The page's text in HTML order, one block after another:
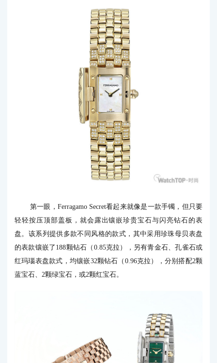
第一眼，Ferragamo Secret看起来就像是一款手镯，但只要
轻轻按压顶部盖板，就会露出镶嵌珍贵宝石与闪亮钻石的表
盘。该系列提供多款不同风格的款式，其中采用珍珠母贝表盘
的表款镶嵌了188颗钻石（0.85克拉），另有青金石、孔雀石或
红玛瑙表盘款式，均镶嵌32颗钻石（0.96克拉），分别搭配2颗
蓝宝石、2颗绿宝石，或2颗红宝石。